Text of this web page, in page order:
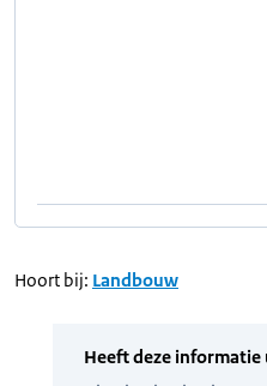
Hoort bij: Landbouw